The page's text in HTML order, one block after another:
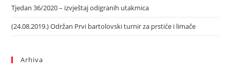
Tjedan 36/2020 – izvještaj odigranih utakmica
(24.08.2019.) Održan Prvi bartolovski turnir za prstiće i limače
Arhiva